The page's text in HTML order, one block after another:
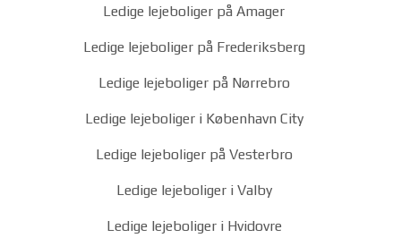
Ledige lejeboliger på Amager
Ledige lejeboliger på Frederiksberg
Ledige lejeboliger på Nørrebro
Ledige lejeboliger i København City
Ledige lejeboliger på Vesterbro
Ledige lejeboliger i Valby
Ledige lejeboliger i Hvidovre